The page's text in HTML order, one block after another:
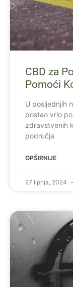
CBD za
Pomoći
U posljednjih
postao vrlo
zdravstvenih
područja
OPŠIRNIJE
27 lipnja, 2024